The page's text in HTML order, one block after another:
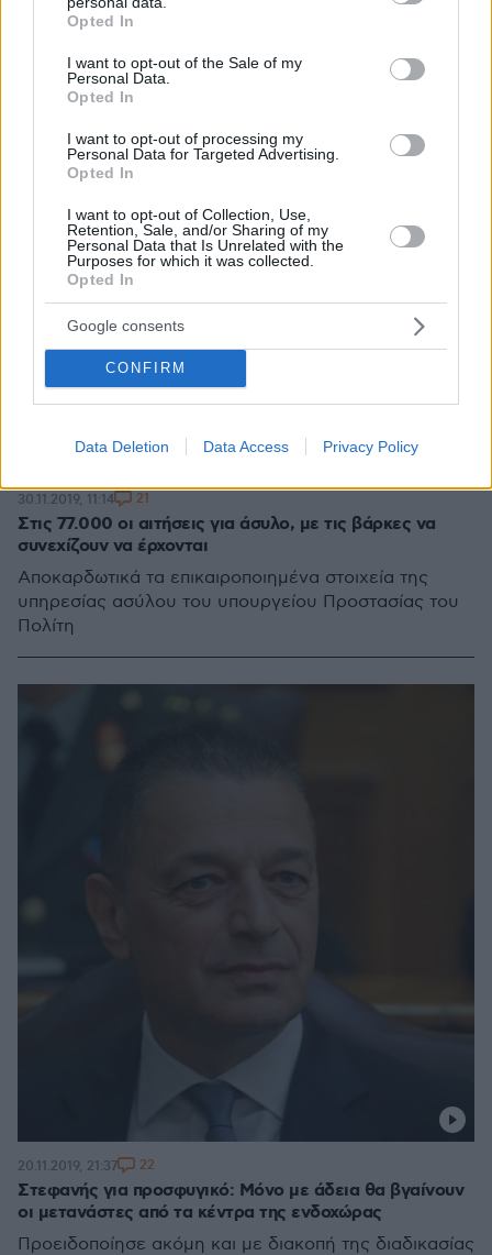
grant or deny consent to Google and its third-party tags to
use your data for below specified purposes in below Google
consent section.
Opted In
I want to opt-out of the Sale of my
Personal Data.
Opted In
I want to opt-out of processing my
Personal Data for Targeted Advertising.
Opted In
I want to opt-out of Collection, Use,
Retention, Sale, and/or Sharing of my
Personal Data that Is Unrelated with the
Purposes for which it was collected.
Opted In
Google consents
CONFIRM
Data Deletion Data Access Privacy Policy
Στις 77.000 οι αιτήσεις για άσυλο, με τις βάρκες να
συνεχίζουν να έρχονται
Αποκαρδωτικά τα επικαιροποιημένα στοιχεία της
υπηρεσίας ασύλου του υπουργείου Προστασίας του
Πολίτη
30.11.2019, 11:14 21
Στεφανής για προσφυγικό: Μόνο με άδεια θα βγαίνουν
οι μετανάστες από τα κέντρα της ενδοχώρας
Προειδοποίησε ακόμη και με διακοπή της διαδικασίας
20.11.2019, 21:37 22